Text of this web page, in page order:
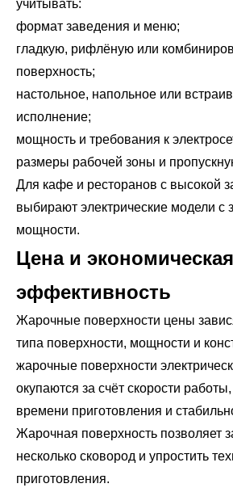
учитывать:
формат заведения и меню;
гладкую, рифлёную или
поверхность;
настольное, напольное или
исполнение;
мощность и требования к
размеры рабочей зоны и
Для кафе и ресторанов с высокой
выбирают электрические модели с
мощности.
Цена и экономическая
эффективность
Жарочные поверхности цены
типа поверхности, мощности и
жарочные поверхности
окупаются за счёт скорости
времени приготовления и
Жарочная поверхность позволяет
несколько сковород и упростить
приготовления.